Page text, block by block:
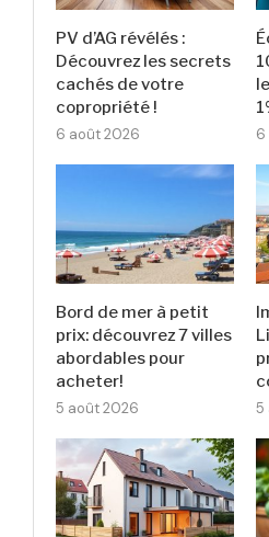
PV d’AG révélés :
Découvrez les secrets
cachés de votre
copropriété !
6 août 2026 6
Bord de mer à petit
prix: découvrez 7 villes
abordables pour
acheter!
5 août 2026 5